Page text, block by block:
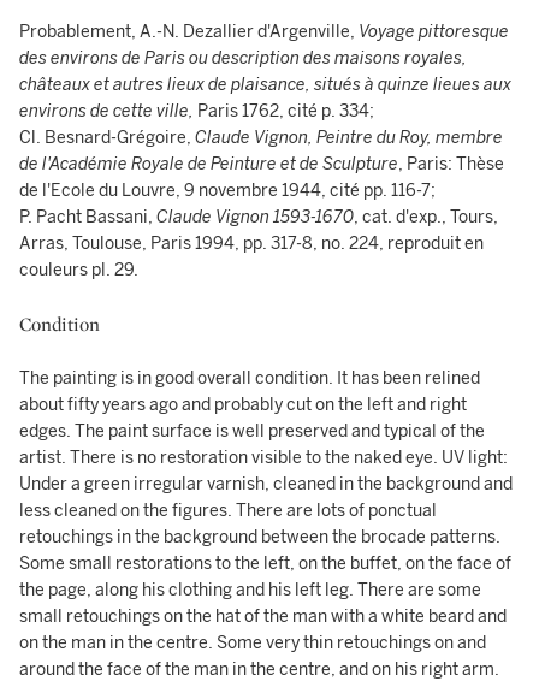
Probablement, A.-N. Dezallier d'Argenville, Voyage pittoresque
des environs de Paris ou description des maisons royales,
châteaux et autres lieux de plaisance, situés à quinze lieues aux
environs de cette ville, Paris 1762, cité p. 334;
Cl. Besnard-Grégoire, Claude Vignon, Peintre du Roy, membre
de l'Académie Royale de Peinture et de Sculpture, Paris: Thèse
de l'Ecole du Louvre, 9 novembre 1944, cité pp. 116-7;
P. Pacht Bassani, Claude Vignon 1593-1670, cat. d'exp., Tours,
Arras, Toulouse, Paris 1994, pp. 317-8, no. 224, reproduit en
couleurs pl. 29.
Condition
The painting is in good overall condition. It has been relined
about fifty years ago and probably cut on the left and right
edges. The paint surface is well preserved and typical of the
artist. There is no restoration visible to the naked eye. UV light:
Under a green irregular varnish, cleaned in the background and
less cleaned on the figures. There are lots of ponctual
retouchings in the background between the brocade patterns.
Some small restorations to the left, on the buffet, on the face of
the page, along his clothing and his left leg. There are some
small retouchings on the hat of the man with a white beard and
on the man in the centre. Some very thin retouchings on and
around the face of the man in the centre, and on his right arm.